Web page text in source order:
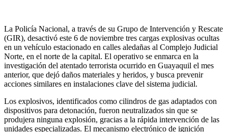
La Policía Nacional, a través de su Grupo de Intervención y Rescate
(GIR), desactivó este 6 de noviembre tres cargas explosivas ocultas
en un vehículo estacionado en calles aledañas al Complejo Judicial
Norte, en el norte de la capital. El operativo se enmarca en la
investigación del atentado terrorista ocurrido en Guayaquil el mes
anterior, que dejó daños materiales y heridos, y busca prevenir
acciones similares en instalaciones clave del sistema judicial.
Los explosivos, identificados como cilindros de gas adaptados con
dispositivos para detonación, fueron neutralizados sin que se
produjera ninguna explosión, gracias a la rápida intervención de las
unidades especializadas. El mecanismo electrónico de ignición